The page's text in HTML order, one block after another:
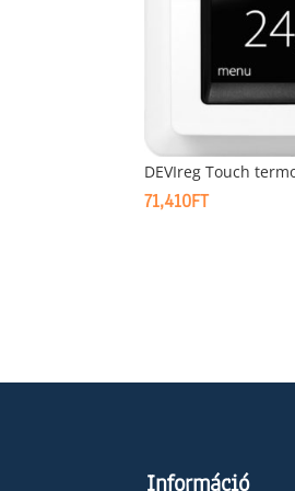
DEVIreg Touch
71,410FT
Információ